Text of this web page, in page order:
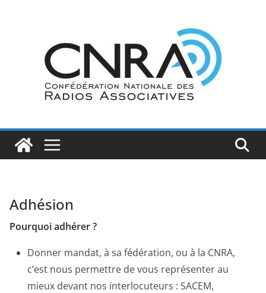
Adhésion
Pourquoi adhérer ?
Donner mandat, à sa fédération, ou à la CNRA,
c’est nous permettre de vous représenter au
mieux devant nos interlocuteurs : SACEM,